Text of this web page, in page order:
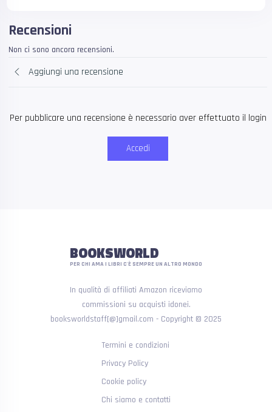
Recensioni
Non ci sono ancora recensioni.
Aggiungi una recensione
Per pubblicare una recensione è necessario aver effettuato il login
Accedi
BOOKSWORLD
PER CHI AMA I LIBRI C'È SEMPRE UN ALTRO MONDO
In qualità di affiliati Amazon riceviamo
commissioni su acquisti idonei.
booksworldstaff[@]gmail.com - Copyright © 2025
Termini e condizioni
Privacy Policy
Cookie policy
Chi siamo e contatti